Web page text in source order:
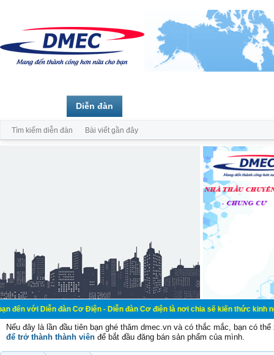
đàn Cơ Điện - Diễn đàn Cơ điện là nơi chia sẽ kiến thức kinh nghiệm
Nếu đây là lần đầu tiên bạn ghé thăm dmec.vn và có thắc mắc, bạn có
để trở thành thành viên để bắt đầu đăng bán sản phẩm của mình.
Diễn đàn
Tìm kiếm diễn đàn Bài viết gần đây